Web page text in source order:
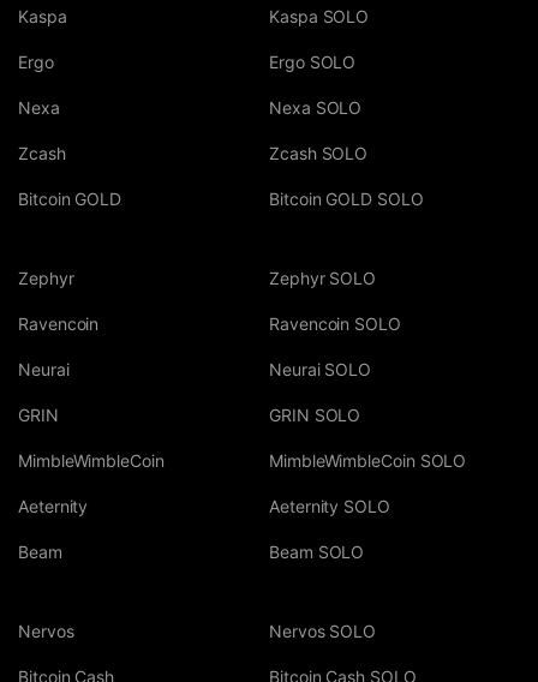
Kaspa
Ergo
Nexa
Zcash
Bitcoin GOLD
Kaspa SOLO
Ergo SOLO
Nexa SOLO
Zcash SOLO
Bitcoin GOLD SOLO
Zephyr
Ravencoin
Neurai
GRIN
MimbleWimbleCoin
Aeternity
Beam
Zephyr SOLO
Ravencoin SOLO
Neurai SOLO
GRIN SOLO
MimbleWimbleCoin SOLO
Aeternity SOLO
Beam SOLO
Nervos
Bitcoin Cash
Nervos SOLO
Bitcoin Cash SOLO